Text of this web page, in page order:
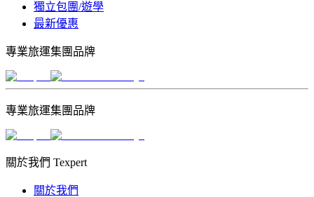
獨立包團/遊學
最新優惠
專業旅運集團品牌
專業旅運集團品牌
關於我們 Texpert
關於我們